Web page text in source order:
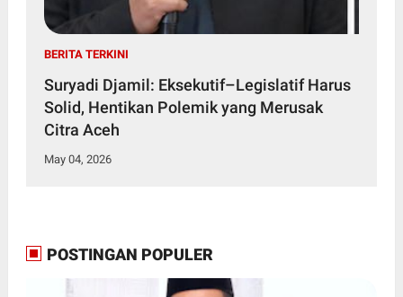
BERITA TERKINI
Suryadi Djamil: Eksekutif–Legislatif Harus
Solid, Hentikan Polemik yang Merusak
Citra Aceh
May 04, 2026
POSTINGAN POPULER